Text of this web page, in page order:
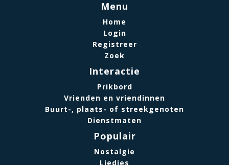
Menu
Home
Login
Registreer
Zoek
Interactie
Prikbord
Vrienden en vriendinnen
Buurt-, plaats- of streekgenoten
Dienstmaten
Populair
Nostalgie
Liedjes